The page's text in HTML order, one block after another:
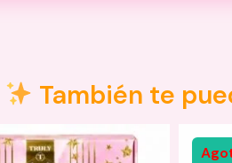
También te